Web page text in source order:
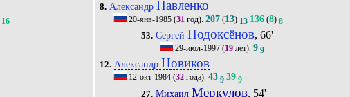
16
8. Александр Павленко
20-янв-1985 (31 год).207 (13) 13 136 (8) 8
53. Сергей Подоксёнов, 66'
29-июл-1997(19лет). 9 9
12. АлександрНовиков
12-окт-1984 (32 года).43 9 39 9
27. Михаил Меркулов, 54'